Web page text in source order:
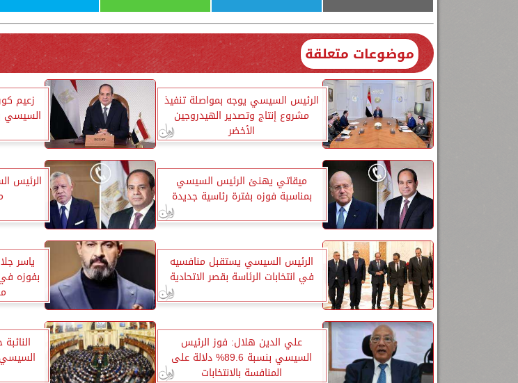
موضوعات متعلقة
الرئيس السيسي يوجه بمواصلة تنفيذ
مشروع إنتاج وتصدير الهيدروجين
الأخضر
زعيم
السيسي
ميقاتي يهنئ الرئيس السيسي
بمناسبة فوزه بفترة رئاسية جديدة
الرئيس
الرئيس السيسي يستقبل منافسيه
في انتخابات الرئاسة بقصر الاتحادية
ياسر
بفوزه في
علي الدين هلال: فوز الرئيس
السيسي بنسبة 89.6% دلالة على
المنافسة بالانتخابات
السيسي